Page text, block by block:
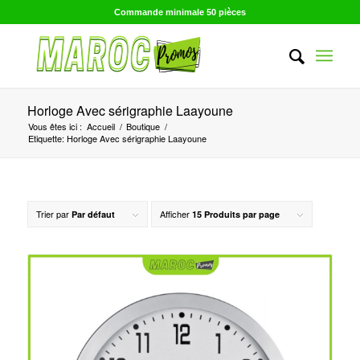
Commande minimale 50 pièces
Horloge Avec sérigraphie Laayoune
Vous êtes ici : Accueil / Boutique /
Etiquette: Horloge Avec sérigraphie Laayoune
Trier par Par défaut Afficher 15 Produits par page